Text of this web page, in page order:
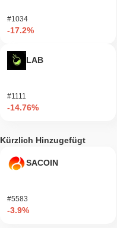
#1034
-17.2%
LAB
#1111
-14.76%
Kürzlich Hinzugefügt
SACOIN
#5583
-3.9%